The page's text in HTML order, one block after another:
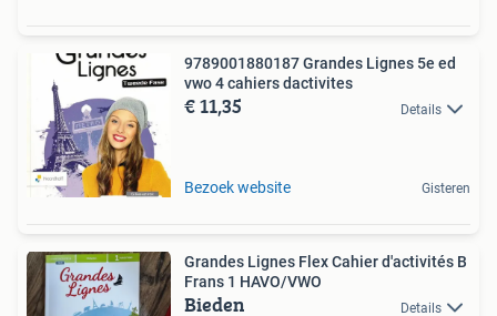
9789001880187 Grandes Lignes 5e ed
vwo 4 cahiers dactivites
€ 11,35 Details
Bezoek website Gisteren
Grandes Lignes Flex Cahier d'activités B
Frans 1 HAVO/VWO
Bieden Details